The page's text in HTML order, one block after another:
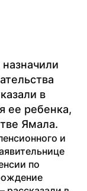
в
ее ребенка,
Ямала.
и
по